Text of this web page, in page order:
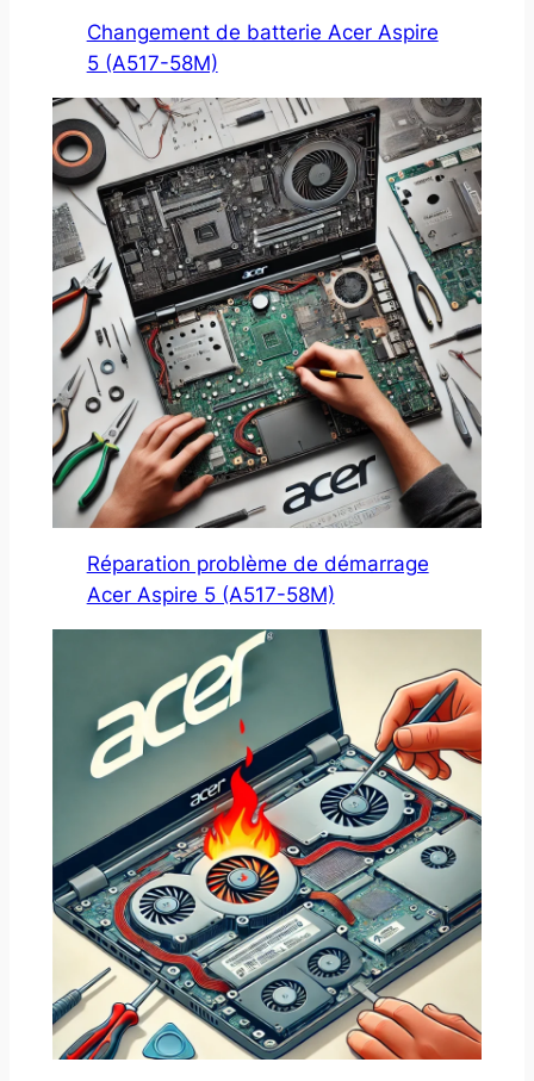
Changement de batterie Acer Aspire
5 (A517-58M)
Réparation problème de démarrage
Acer Aspire 5 (A517-58M)